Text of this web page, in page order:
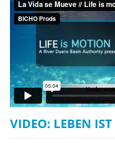
VIDEO: LEBEN